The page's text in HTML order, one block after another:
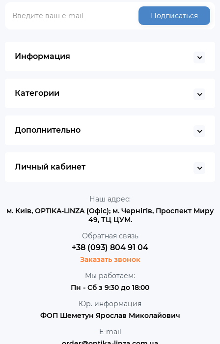
Подписаться
Информация
Категории
Дополнительно
Личный кабинет
Наш адрес:
м. Київ, OPTIKA-LINZA (Офіс); м. Чернігів, Проспект Миру
49, ТЦ ЦУМ.
Обратная связь
+38 (093) 804 91 04
Заказать звонок
Мы работаем:
Пн - Сб з 9:30 до 18:00
Юр. информация
ФОП Шеметун Ярослав Миколайович
E-mail